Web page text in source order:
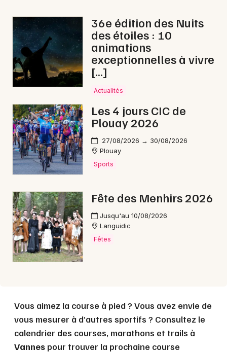
Actus à Vannes
Magazine à Vannes
56 - Morbihan
Choisir mes départements
Mon email
Je m'abonne
36e édition des Nuits
des étoiles : 10
animations
exceptionnelles à vivre
[…]
Actualités
Les 4 jours CIC de
Plouay 2026
27/08/2026 → 30/08/2026
Plouay
Sports
Fête des Menhirs 2026
Jusqu'au 10/08/2026
Languidic
Fêtes
Vous aimez la course à pied ? Vous avez envie de
vous mesurer à d’autres sportifs ? Consultez le
calendrier des courses, marathons et trails à
Vannes pour trouver la prochaine course